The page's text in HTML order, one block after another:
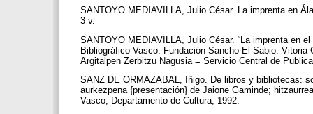
SANTOYO MEDIAVILLA, Julio César. La imprenta en
3 v.
SANTOYO MEDIAVILLA, Julio César. “La imprenta en
Bibliográfico Vasco: Fundación Sancho El Sabio:
Argitalpen Zerbitzu Nagusia = Servicio Central de
SANZ DE ORMAZABAL, Iñigo. De libros y bibliotecas:
aurkezpena {presentación} de Jaione Gaminde;
Vasco, Departamento de Cultura, 1992.